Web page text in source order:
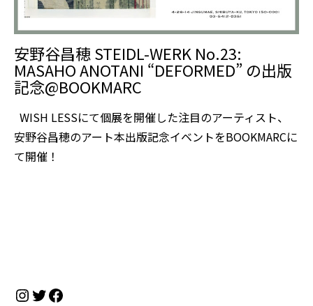
安野谷昌穂 STEIDL-WERK No.23:
MASAHO ANOTANI “DEFORMED” の出版
記念@BOOKMARC
WISH LESSにて個展を開催した注目のアーティスト、
安野⾕昌穂のアート本出版記念イベントをBOOKMARCに
て開催！
Instagram
Twitter
Facebook